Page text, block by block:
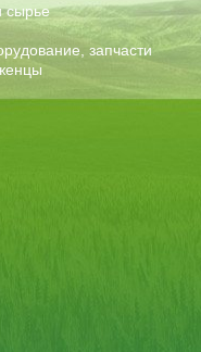
сырье
запчасти